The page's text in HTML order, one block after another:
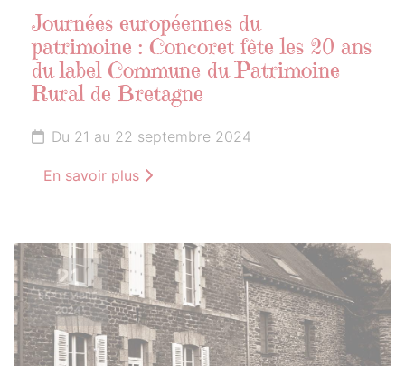
Journées européennes du
patrimoine : Concoret fête les 20 ans
du label Commune du Patrimoine
Rural de Bretagne
Du 21 au 22 septembre 2024
En savoir plus
21
SEPTEMBRE
2024